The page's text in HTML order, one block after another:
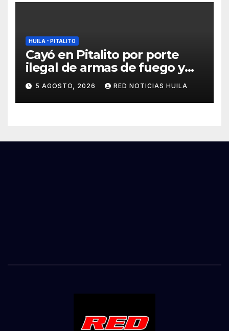
HUILA - PITALITO
Cayó en Pitalito por porte
ilegal de armas de fuego y
tráfico de estupefacientes
5 AGOSTO, 2026 RED NOTICIAS HUILA